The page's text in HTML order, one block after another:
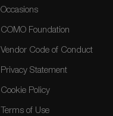
Occasions
COMO Foundation
Vendor Code of Conduct
Privacy Statement
Cookie Policy
Terms of Use